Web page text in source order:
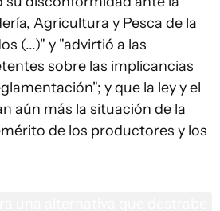
Agricultura y Pesca de la
(...)" y "advirtió a las
sobre las implicancias
y que la ley y el
aún más la situación de la
de los productores y los